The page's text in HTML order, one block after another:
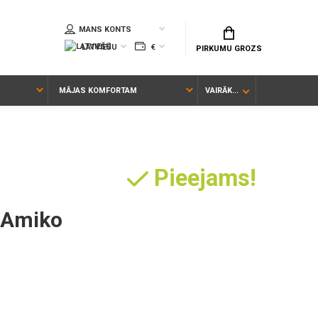
MANS KONTS
LATVIEŠU
€ PIRKUMU GROZS
MĀJAS KOMFORTAM VAIRĀK...
Pieejams!